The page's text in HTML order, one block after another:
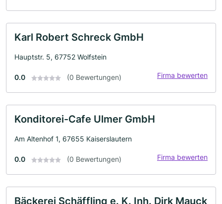
Karl Robert Schreck GmbH
Hauptstr. 5, 67752 Wolfstein
0.0 (0 Bewertungen) Firma bewerten
Konditorei-Cafe Ulmer GmbH
Am Altenhof 1, 67655 Kaiserslautern
0.0 (0 Bewertungen) Firma bewerten
Bäckerei Schäffling e. K. Inh. Dirk Mauck